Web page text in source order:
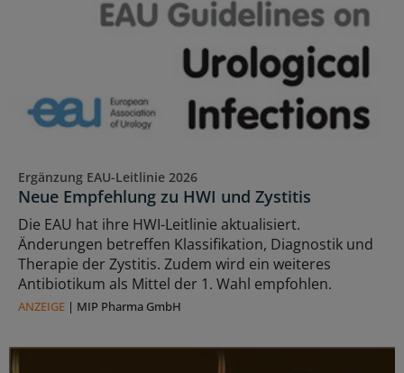
Ergänzung EAU-Leitlinie 2026
Neue Empfehlung zu HWI und Zystitis
Die EAU hat ihre HWI-Leitlinie aktualisiert.
Änderungen betreffen Klassifikation, Diagnostik und
Therapie der Zystitis. Zudem wird ein weiteres
Antibiotikum als Mittel der 1. Wahl empfohlen.
ANZEIGE | MIP Pharma GmbH